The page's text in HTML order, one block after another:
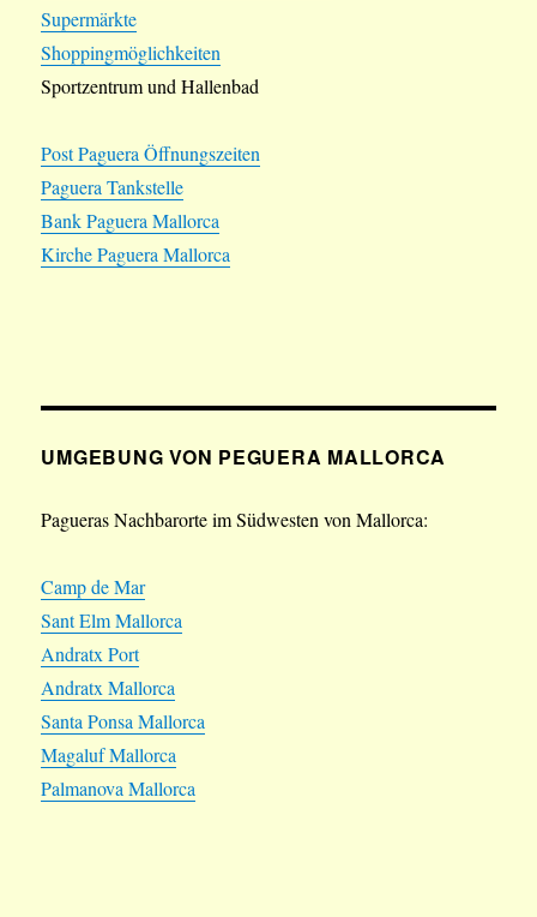
Supermärkte
Shoppingmöglichkeiten
Sportzentrum und Hallenbad
Post Paguera Öffnungszeiten
Paguera Tankstelle
Bank Paguera Mallorca
Kirche Paguera Mallorca
UMGEBUNG VON PEGUERA MALLORCA
Pagueras Nachbarorte im Südwesten von Mallorca:
Camp de Mar
Sant Elm Mallorca
Andratx Port
Andratx Mallorca
Santa Ponsa Mallorca
Magaluf Mallorca
Palmanova Mallorca